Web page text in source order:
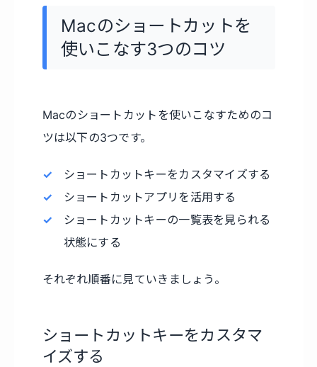
Macのショートカットを
使いこなす3つのコツ
Macのショートカットを使いこなすためのコ
ツは以下の3つです。
ショートカットキーをカスタマイズする
ショートカットアプリを活用する
ショートカットキーの一覧表を見られる
状態にする
それぞれ順番に見ていきましょう。
ショートカットキーをカスタマ
イズする